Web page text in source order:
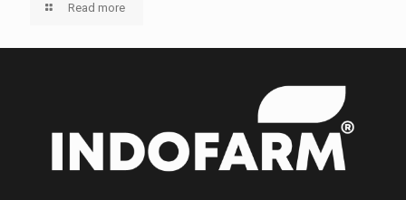
Read more